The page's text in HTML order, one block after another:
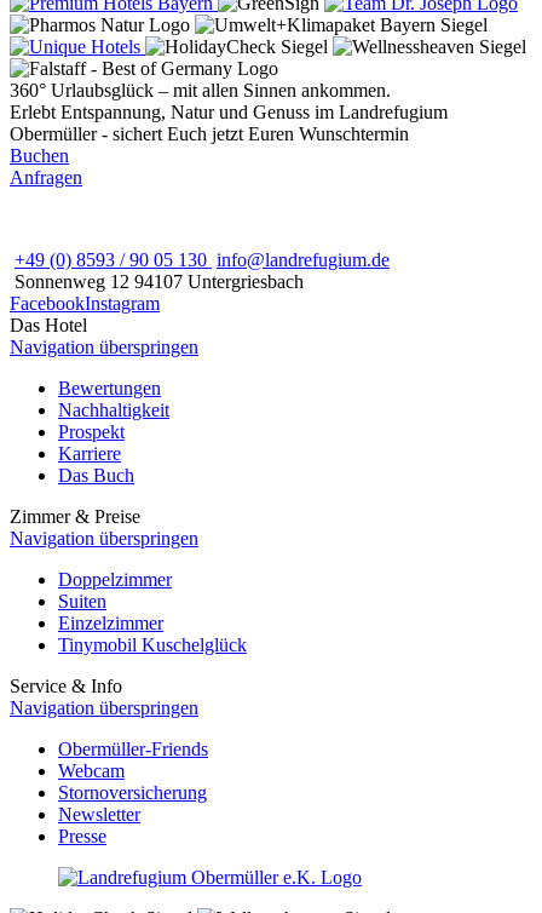
360° Urlaubsglück – mit allen Sinnen ankommen.
Erlebt Entspannung, Natur und Genuss im Landrefugium
Obermüller - sichert Euch jetzt Euren Wunschtermin
Buchen
Anfragen
+49 (0) 8593 / 90 05 130 info@landrefugium.de
Sonnenweg 12 94107 Untergriesbach
FacebookInstagram
Das Hotel
Navigation überspringen
Bewertungen
Nachhaltigkeit
Prospekt
Karriere
Das Buch
Zimmer & Preise
Navigation überspringen
Doppelzimmer
Suiten
Einzelzimmer
Tinymobil Kuschelglück
Service & Info
Navigation überspringen
Obermüller-Friends
Webcam
Stornoversicherung
Newsletter
Presse